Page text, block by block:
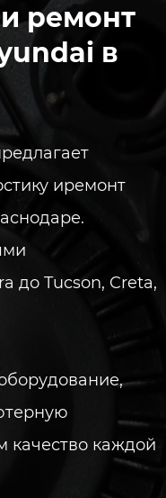
ремонт
в
иремонт
до Tucson, Creta,
качество каждой